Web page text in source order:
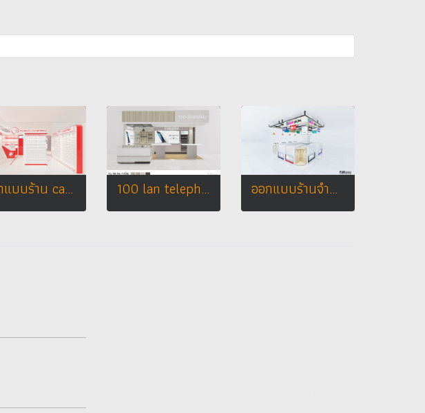
ออกแบบร้าน case phone บิ๊กซี จ.นครสวรรค์ 100 lan telephone shop ออกแบบร้านจำหน่ายมือถือ ร้าน Yanyont Phone โลตัสเอ็กเพรส อ.เมือง จ.ชัยภูมิ